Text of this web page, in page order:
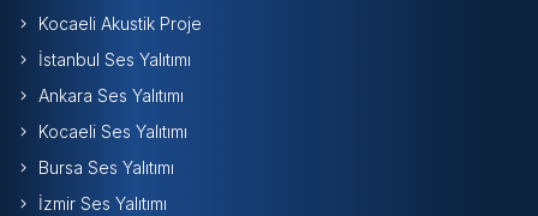
Kocaeli Akustik Proje
İstanbul Ses Yalıtımı
Ankara Ses Yalıtımı
Kocaeli Ses Yalıtımı
Bursa Ses Yalıtımı
İzmir Ses Yalıtımı